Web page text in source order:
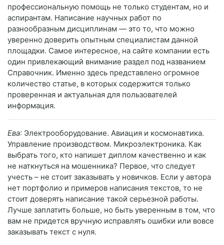
профессиональную помощь не только студентам, но и
аспирантам. Написание научных работ по
разнообразным дисциплинам — это то, что можно
уверенно доверить опытным специалистам данной
площадки. Самое интересное, на сайте компании есть
один привлекающий внимание раздел под названием
Справочник. Именно здесь представлено огромное
количество статье, в которых содержится только
проверенная и актуальная для пользователей
информация.
Ева: Электрооборудование. Авиация и космонавтика.
Управление производством. Микроэлектроника. Как
выбрать того, кто напишет диплом качественно и как
не наткнуться на мошенника? Первое, что следует
учесть – не стоит заказывать у новичков. Если у автора
нет портфолио и примеров написания текстов, то не
стоит доверять написание такой серьезной работы.
Лучше заплатить больше, но быть уверенным в том, что
вам не придется вручную исправлять ошибки или вовсе
заказывать текст с нуля.